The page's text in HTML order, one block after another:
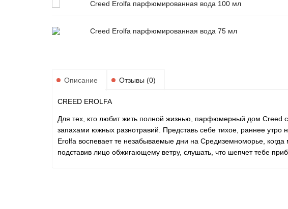
Creed Erolfa парфюмированная вода 100 мл
Creed Erolfa парфюмированная вода 75 мл
Описание Отзывы (0)
CREED EROLFA
Для тех, кто любит жить полной жизнью, парфюмерный дом Creed
запахами южных разнотравий. Представь себе тихое, раннее утро
Erolfa воспевает те незабываемые дни на Средиземноморье,
подставив лицо обжигающему ветру, слушать, что шепчет тебе